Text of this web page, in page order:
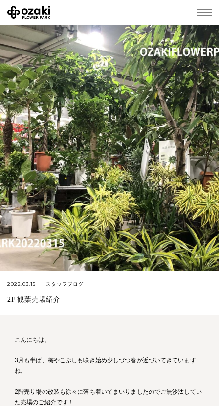
2022.03.15 スタッフブログ
2F|観葉売場紹介
こんにちは。
3月も半ば、梅やこぶしも咲き始め少しづつ春が近づいてきています
ね。
2階売り場の改装も徐々に落ち着いてまいりましたのでご無沙汰してい
た売場のご紹介です！